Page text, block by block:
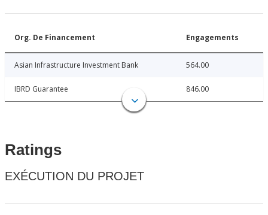
Org. De Financement Engagements
Asian Infrastructure Investment Bank 564.00
IBRD Guarantee 846.00
Ratings
EXÉCUTION DU PROJET